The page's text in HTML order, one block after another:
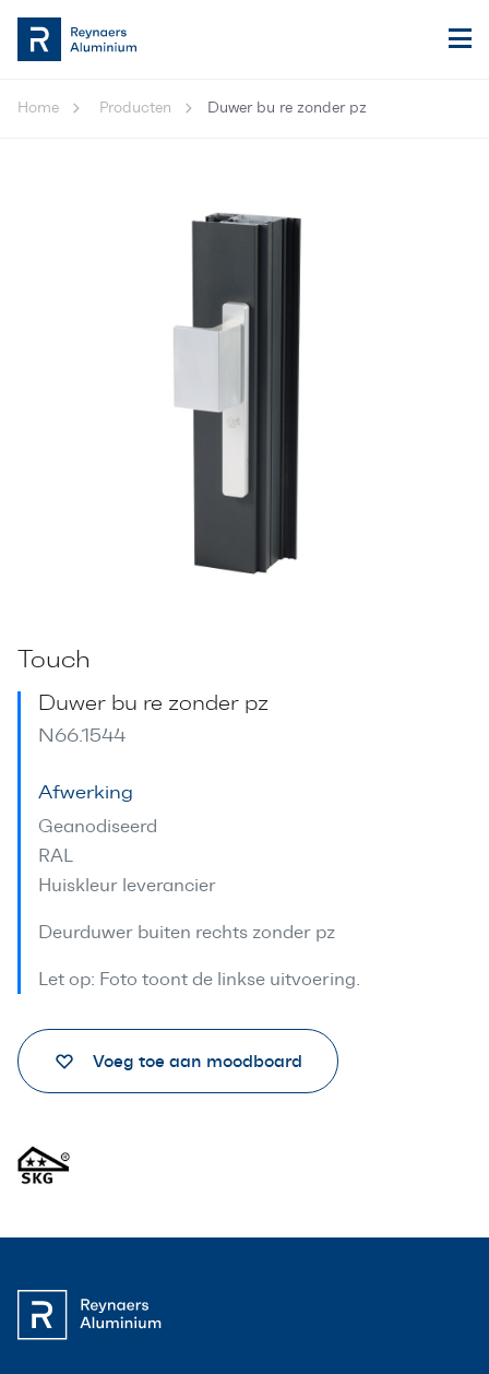
Home Producten Duwer bu re zonder pz
Touch
Duwer bu re zonder pz
N66.1544
Afwerking
Geanodiseerd
RAL
Huiskleur leverancier
Deurduwer buiten rechts zonder pz
Let op: Foto toont de linkse uitvoering.
Voeg toe aan moodboard